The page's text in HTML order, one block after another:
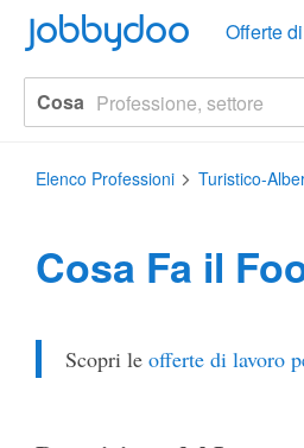
Jobbydoo Offerte
Cosa
Elenco Professioni Turistico-
Cosa Fa il
Scopri le offerte di lavoro